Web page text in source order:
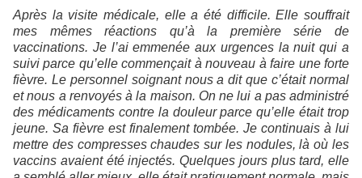
Après la visite médicale, elle a été difficile. Elle souffrait
mes mêmes réactions qu’à la première série de
vaccinations. Je l’ai emmenée aux urgences la nuit qui a
suivi parce qu’elle commençait à nouveau à faire une forte
fièvre. Le personnel soignant nous a dit que c’était normal
et nous a renvoyés à la maison. On ne lui a pas administré
des médicaments contre la douleur parce qu’elle était trop
jeune. Sa fièvre est finalement tombée. Je continuais à lui
mettre des compresses chaudes sur les nodules, là où les
vaccins avaient été injectés. Quelques jours plus tard, elle